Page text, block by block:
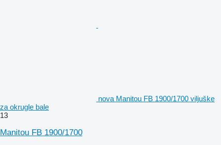
nova Manitou FB 1900/1700 viljuške
za okrugle bale
13
Manitou FB 1900/1700